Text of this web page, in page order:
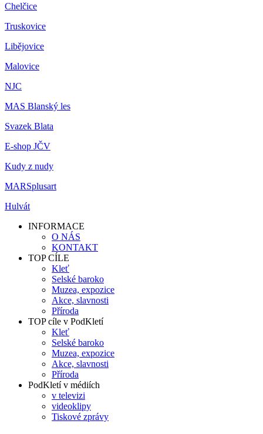
Chelčice
Truskovice
Libějovice
Malovice
NJC
MAS Blanský les
Svazek Blata
E-shop JČV
Kudy z nudy
MARSplusart
Hulvát
INFORMACE
O NÁS
KONTAKT
TOP CÍLE
Kleť
Selské baroko
Muzea, expozice
Akce, slavnosti
Příroda
TOP cíle v PodKletí
Kleť
Selské baroko
Muzea, expozice
Akce, slavnosti
Příroda
PodKletí v médiích
v televizi
videoklipy
Tiskové zprávy